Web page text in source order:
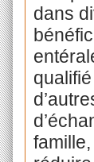
dans